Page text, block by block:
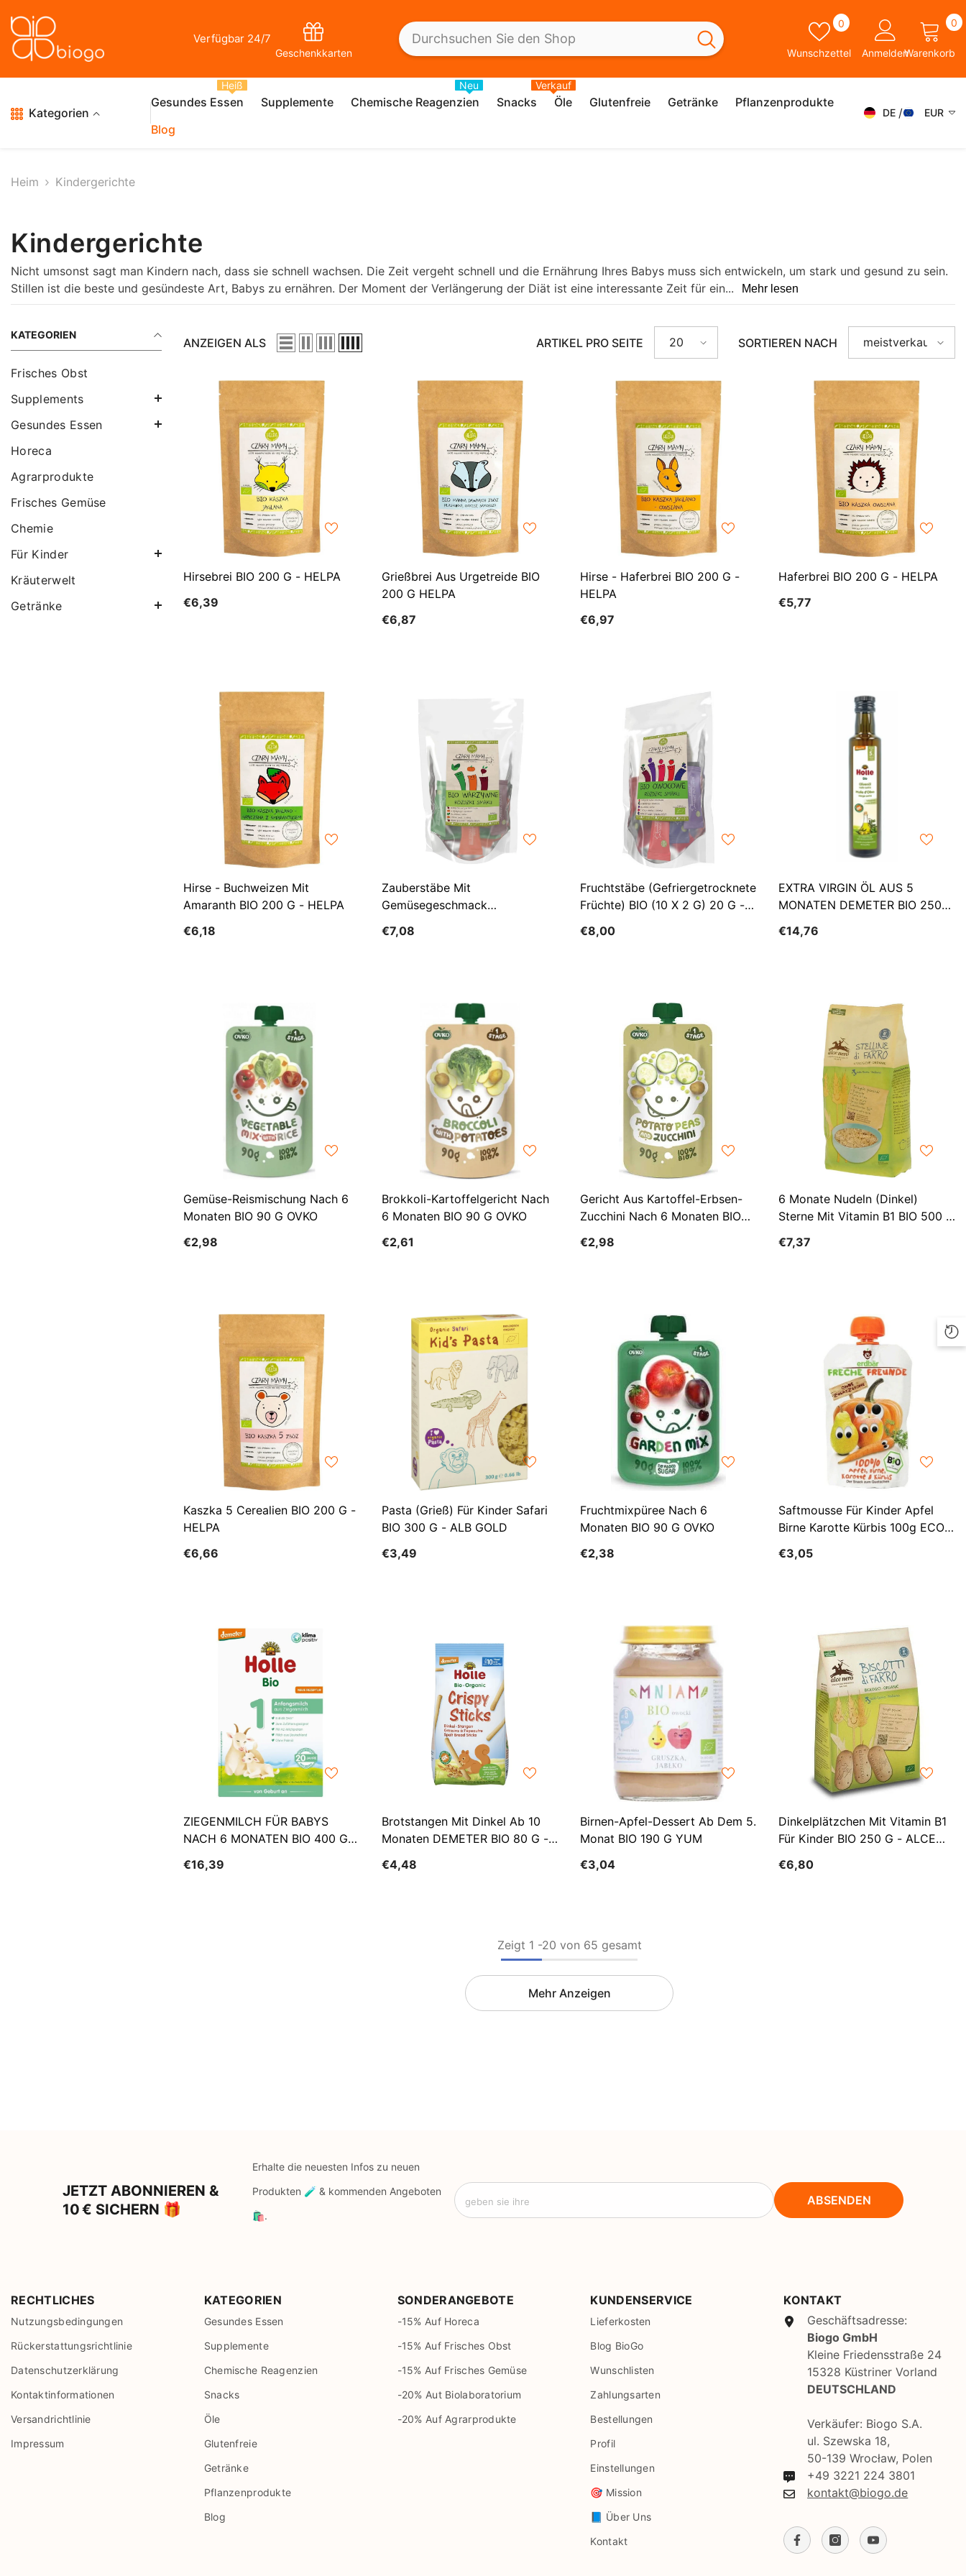
Verfügbar 24/7
Geschenkkarten Wunschzettel
0 Wunschzettel
AnmeldenWarenkorb
0 0
Kategorien
Gesundes Essen
Heiß
Supplemente Chemische Reagenzien
Neu
Snacks Öle
Verkauf
Glutenfreie Getränke
Pflanzenprodukte
Blog
DE
SV
ZH-
CN
DA
FI
HI
NL
PT-
UZ
HU
EUR
AUD
AZN
BAM
BBD
BDT
BIF
BND
BOB
BSD
BWP
BZD
DKK
DZD
GTQ
HKD
HNL
ISK
KGS
KRW
MAD
MDL
MKD
MMK
MNT
MVR
SLL
TJS
TOP
TRY
Heim Kindergerichte
Kindergerichte
Nicht umsonst sagt man Kindern nach, dass sie schnell wachsen. Die Zeit vergeht schnell und die Ernährung Ihres Babys muss sich entwickeln, um stark und gesund zu sein.
Stillen ist die beste und gesündeste Art, Babys zu ernähren. Der Moment der Verlängerung der Diät ist eine interessante Zeit für ein...
Mehr lesen
KATEGORIEN
Frisches Obst
Supplements
Gesundes Essen
Horeca
Agrarprodukte
Frisches Gemüse
Chemie
Für Kinder
Kräuterwelt
Getränke
ANZEIGEN ALS ARTIKEL PRO SEITE 20 SORTIEREN NACH meistverkauft
Hirsebrei BIO 200 G - HELPA
€6,39
Grießbrei Aus Urgetreide BIO
200 G HELPA
€6,87
Hirse - Haferbrei BIO 200 G -
HELPA
€6,97
Haferbrei BIO 200 G - HELPA
€5,77
Hirse - Buchweizen Mit
Amaranth BIO 200 G - HELPA
€6,18
Zauberstäbe Mit
Gemüsegeschmack
BIO (9 X 2 G) 18 G - HELPA
€7,08
Fruchtstäbe (gefriergetrocknete
Früchte) BIO (10 X 2 G) 20 G -
€8,00
EXTRA VIRGIN ÖL AUS 5
MONATEN DEMETER BIO 250
€14,76
Gemüse-Reismischung Nach 6
Monaten BIO 90 G OVKO
€2,98
Brokkoli-Kartoffelgericht Nach
6 Monaten BIO 90 G OVKO
€2,61
Gericht Aus Kartoffel-Erbsen-
Zucchini Nach 6 Monaten BIO
€2,98
6 Monate Nudeln (Dinkel)
Sterne Mit Vitamin B1 BIO 500 G
€7,37
Kaszka 5 Cerealien BIO 200 G -
HELPA
€6,66
Pasta (Grieß) Für Kinder Safari
BIO 300 G - ALB GOLD
€3,49
Fruchtmixpüree Nach 6
Monaten BIO 90 G OVKO
€2,38
Saftmousse Für Kinder Apfel
Birne Karotte Kürbis 100g ECO
€3,05
ZIEGENMILCH FÜR BABYS
NACH 6 MONATEN BIO 400 G -
€16,39
Brotstangen Mit Dinkel Ab 10
Monaten DEMETER BIO 80 G -
€4,48
Birnen-Apfel-Dessert Ab Dem 5.
Monat BIO 190 G YUM
€3,04
Dinkelplätzchen Mit Vitamin B1
Für Kinder BIO 250 G - ALCE
€6,80
Zeigt 1 -20 von 65 gesamt
Mehr Anzeigen
JETZT ABONNIEREN &
10 € SICHERN 🎁
Erhalte die neuesten Infos zu neuen
Produkten 🧪 & kommenden Angeboten
🛍️.
geben sie ihre ABSENDEN
RECHTLICHES
Nutzungsbedingungen
Rückerstattungsrichtlinie
Datenschutzerklärung
Kontaktinformationen
Versandrichtlinie
Impressum
KATEGORIEN
Gesundes Essen
Supplemente
Chemische Reagenzien
Snacks
Öle
Glutenfreie
Getränke
Pflanzenprodukte
Blog
SONDERANGEBOTE
-15% Auf Horeca
-15% Auf Frisches Obst
-15% Auf Frisches Gemüse
-20% Aut Biolaboratorium
-20% Auf Agrarprodukte
KUNDENSERVICE
Lieferkosten
Blog BioGo
Wunschlisten
Zahlungsarten
Bestellungen
Profil
Einstellungen
🎯 Mission
📘 Über Uns
Kontakt
KONTAKT
Geschäftsadresse:
Biogo GmbH
Kleine Friedensstraße 24
15328 Küstriner Vorland
DEUTSCHLAND
Verkäufer: Biogo S.A.
ul. Szewska 18,
50-139 Wrocław, Polen
+49 3221 224 3801
kontakt@biogo.de